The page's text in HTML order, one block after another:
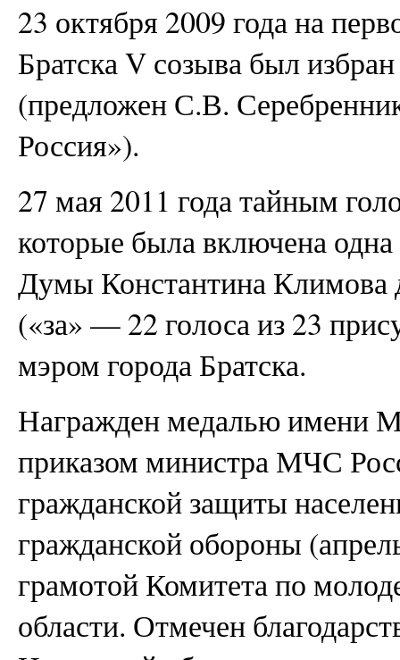
23 октября 2009 года на
Братска V созыва был
(предложен С.В.
Россия»).
27 мая 2011 года тайным
которые была включена
Думы Константина Климова
(«за» — 22 голоса из 23
мэром города Братска.
Награжден медалью имени
приказом министра МЧС
гражданской защиты
гражданской обороны
грамотой Комитета по
области. Отмечен